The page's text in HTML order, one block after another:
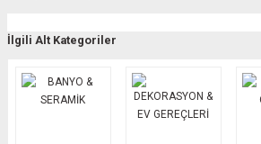
İlgili Alt Kategoriler